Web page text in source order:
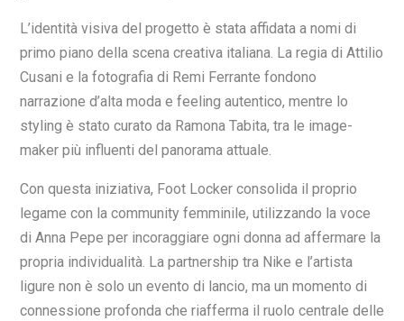
L’identità visiva del progetto è stata affidata a nomi di
primo piano della scena creativa italiana. La regia di Attilio
Cusani e la fotografia di Remi Ferrante fondono
narrazione d’alta moda e feeling autentico, mentre lo
styling è stato curato da Ramona Tabita, tra le image-
maker più influenti del panorama attuale.
Con questa iniziativa, Foot Locker consolida il proprio
legame con la community femminile, utilizzando la voce
di Anna Pepe per incoraggiare ogni donna ad affermare la
propria individualità. La partnership tra Nike e l’artista
ligure non è solo un evento di lancio, ma un momento di
connessione profonda che riafferma il ruolo centrale delle